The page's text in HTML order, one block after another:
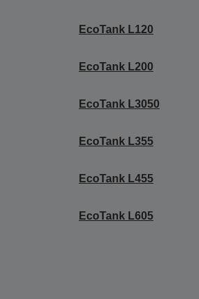
EcoTank L120
EcoTank L200
EcoTank L3050
EcoTank L355
EcoTank L455
EcoTank L605